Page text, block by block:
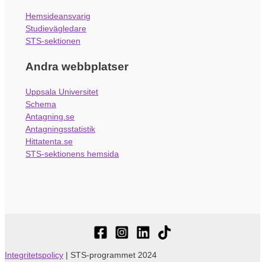
Hemsideansvarig
Studievägledare
STS-sektionen
Andra webbplatser
Uppsala Universitet
Schema
Antagning.se
Antagningsstatistik
Hittatenta.se
STS-sektionens hemsida
Integritetspolicy | STS-programmet 2024